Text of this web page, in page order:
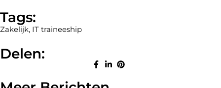
Tags:
Zakelijk, IT traineeship
Delen: